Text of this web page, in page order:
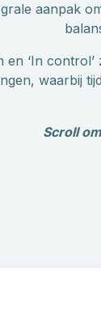
aanpak
‘In
waarbij
Scroll